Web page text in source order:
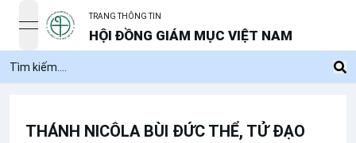
open navigation menu
TRANG THÔNG TIN
HỘI ĐỒNG GIÁM MỤC VIỆT NAM
THÁNH NICÔLA BÙI ĐỨC THỂ, TỬ ĐẠO